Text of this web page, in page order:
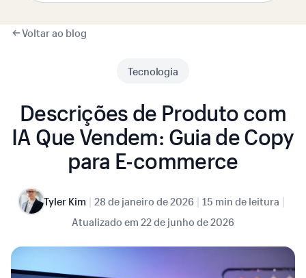
Voltar ao blog
Tecnologia
Descrições de Produto com
IA Que Vendem: Guia de Copy
para E-commerce
Tyler Kim | 28 de janeiro de 2026 | 15 min de leitura |
Atualizado em 22 de junho de 2026